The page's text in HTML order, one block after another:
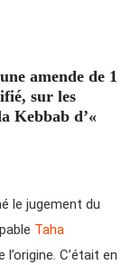
amende de 1
sur les
Kebbab d’«
le jugement du
Taha
C’était en